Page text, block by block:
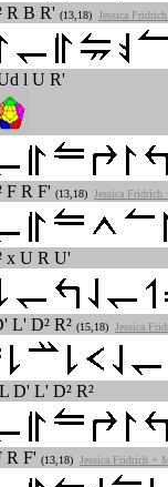
R B R' (13,18) Jessica
l U R'
F R F' (13,18) Jessica
x U R U'
L' D² R² (15,18) Jessica
D' L' D² R²
R F' (13,18) Jessica Fridrich +